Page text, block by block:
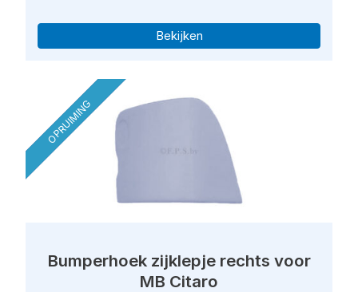
Bekijken
OPRUIMING
Bumperhoek zijklepje rechts voor
MB Citaro